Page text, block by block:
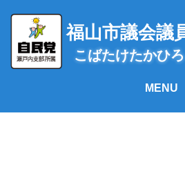
ス
福山市議会議
こばたけたかひろ